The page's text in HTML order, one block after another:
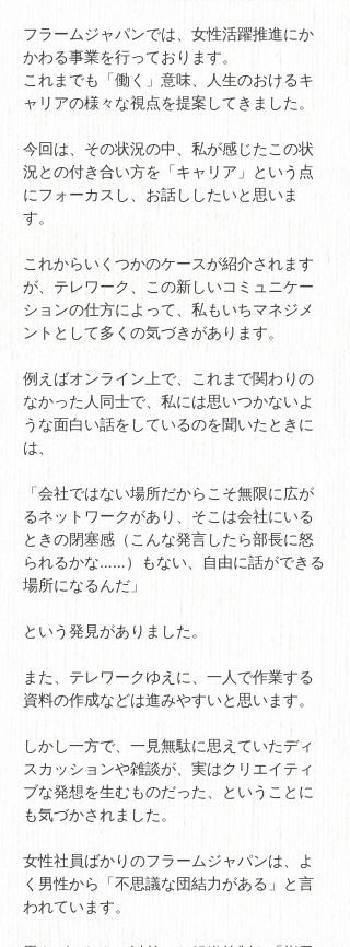
フラームジャパンでは、女性活躍推進にか
かわる事業を行っております。
これまでも「働く」意味、人生のおけるキ
ャリアの様々な視点を提案してきました。
今回は、その状況の中、私が感じたこの状
況との付き合い方を「キャリア」という点
にフォーカスし、お話ししたいと思いま
す。
これからいくつかのケースが紹介されます
が、テレワーク、この新しいコミュニケー
ションの仕方によって、私もいちマネジメ
ントとして多くの気づきがあります。
例えばオンライン上で、これまで関わりの
なかった人同士で、私には思いつかないよ
うな面白い話をしているのを聞いたときに
は、
「会社ではない場所だからこそ無限に広が
るネットワークがあり、そこは会社にいる
ときの閉塞感（こんな発言したら部長に怒
られるかな……）もない、自由に話ができる
場所になるんだ」
という発見がありました。
また、テレワークゆえに、一人で作業する
資料の作成などは進みやすいと思います。
しかし一方で、一見無駄に思えていたディ
スカッションや雑談が、実はクリエイティ
ブな発想を生むものだった、ということに
も気づかされました。
女性社員ばかりのフラームジャパンは、よ
く男性から「不思議な団結力がある」と言
われています。